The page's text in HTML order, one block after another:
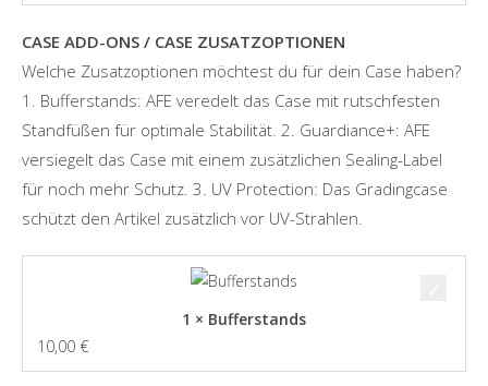
CASE ADD-ONS / CASE ZUSATZOPTIONEN
Welche Zusatzoptionen möchtest du für dein Case haben?
1. Bufferstands: AFE veredelt das Case mit rutschfesten
Standfüßen für optimale Stabilität. 2. Guardiance+: AFE
versiegelt das Case mit einem zusätzlichen Sealing-Label
für noch mehr Schutz. 3. UV Protection: Das Gradingcase
schützt den Artikel zusätzlich vor UV-Strahlen.
1 × Bufferstands
10,00 €